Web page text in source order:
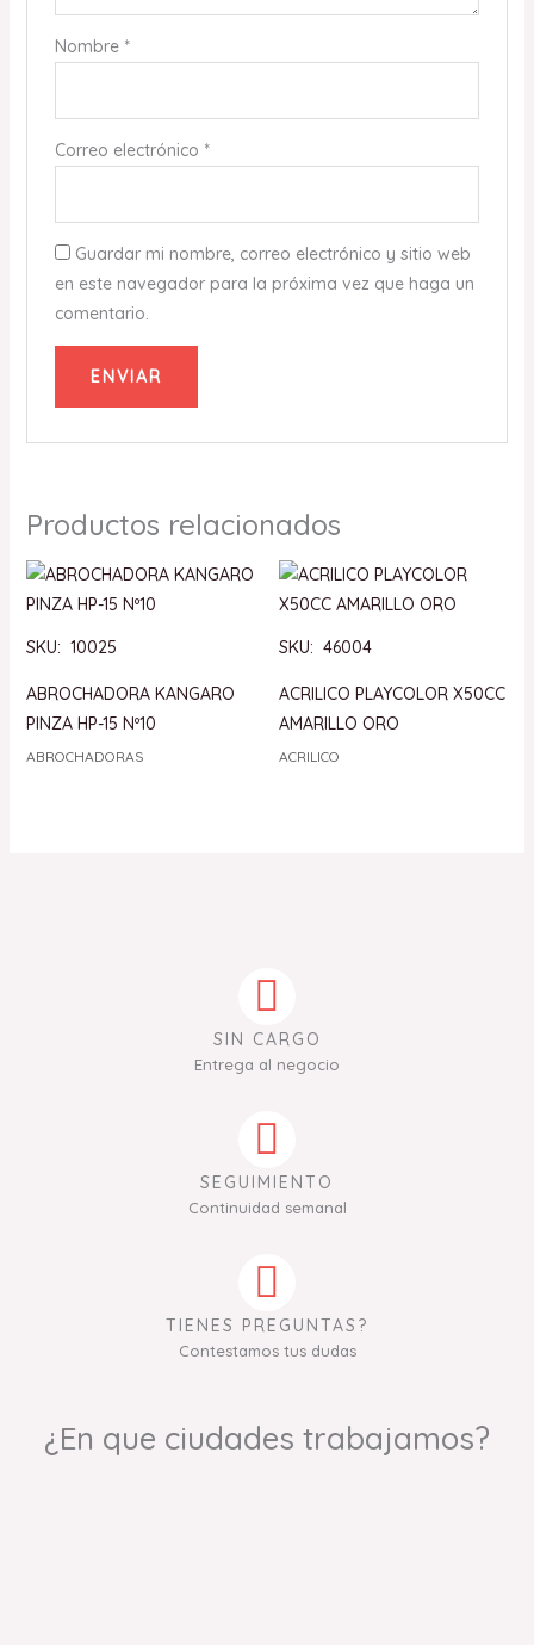
Nombre *
Correo electrónico *
Guardar mi nombre, correo electrónico y sitio web
en este navegador para la próxima vez que haga un
comentario.
Productos relacionados
SKU: 10025
ABROCHADORA KANGARO
PINZA HP-15 Nº10
ABROCHADORAS
SKU: 46004
ACRILICO PLAYCOLOR X50CC
AMARILLO ORO
ACRILICO
SIN CARGO
Entrega al negocio
SEGUIMIENTO
Continuidad semanal
TIENES PREGUNTAS?
Contestamos tus dudas
¿En que ciudades trabajamos?